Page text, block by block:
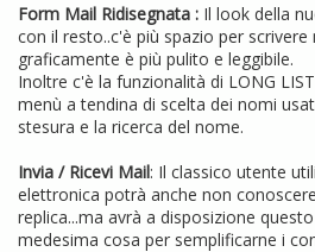
Form Mail Ridisegnata : Il look della
con il resto..c'è più spazio per scrivere
graficamente è più pulito e leggibile.
Inoltre c'è la funzionalità di LONG
menù a tendina di scelta dei nomi
stesura e la ricerca del nome.
Invia / Ricevi Mail: Il classico utente
elettronica potrà anche non
replica...ma avrà a disposizione
medesima cosa per semplificarne i